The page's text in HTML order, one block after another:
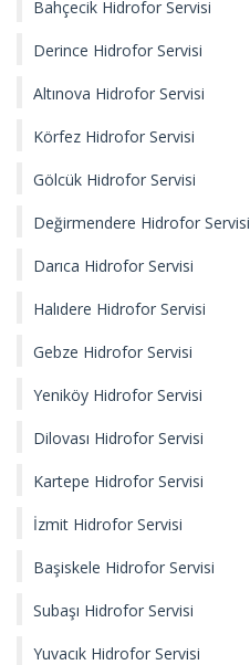
Bahçecik Hidrofor Servisi
Derince Hidrofor Servisi
Altınova Hidrofor Servisi
Körfez Hidrofor Servisi
Gölcük Hidrofor Servisi
Değirmendere Hidrofor Servisi
Darıca Hidrofor Servisi
Halıdere Hidrofor Servisi
Gebze Hidrofor Servisi
Yeniköy Hidrofor Servisi
Dilovası Hidrofor Servisi
Kartepe Hidrofor Servisi
İzmit Hidrofor Servisi
Başiskele Hidrofor Servisi
Subaşı Hidrofor Servisi
Yuvacık Hidrofor Servisi